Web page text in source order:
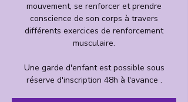
mouvement, se renforcer et prendre
conscience de son corps à travers
différents exercices de renforcement
musculaire.
Une garde d'enfant est possible sous